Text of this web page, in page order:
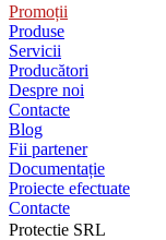
Promoții
Produse
Servicii
Producători
Despre noi
Contacte
Blog
Fii partener
Documentație
Proiecte efectuate
Contacte
Protectie SRL